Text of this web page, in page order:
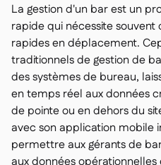
La gestion d'un bar est un
rapide qui nécessite souvent
rapides en déplacement.
traditionnels de gestion de
des systèmes de bureau,
en temps réel aux données
de pointe ou en dehors du
avec son application mobile
permettre aux gérants de